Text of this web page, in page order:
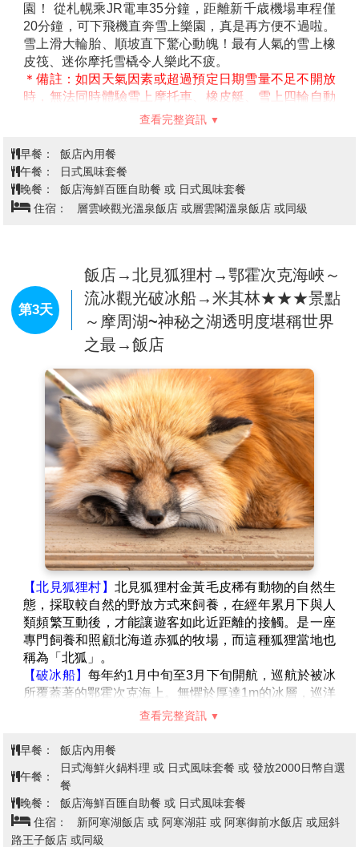
園！ 從札幌乘JR電車35分鐘，距離新千歳機場車程僅
20分鐘，可下飛機直奔雪上樂園，真是再方便不過啦。
雪上滑大輪胎、順坡直下驚心動魄！最有人氣的雪上橡
皮筏、迷你摩托雪橇令人樂此不疲。
＊備註：如因天氣因素或超過預定日期雪量不足不開放
時，無法同時體驗雪上摩托車、橡皮艇、雪上四輪自動
車玩雪活動時，每少一項退300日幣。
現出動物最自然的活動姿態，成為日本最受歡迎的 動物
園。在企鵝館，可以從水中隧道觀察企鵝來回游動的姿
態；在北極熊館，可以從半圓形的玻璃罩中觀 察北極熊
跳水的英姿。花費心思設計的獨特遊樂設施，可以近距
圓柱型玻璃，觀察海豹游動的姿態。
【銀河、流星瀑布】層雲峽谷中最著名，也被比喻為一
對戀人的別名男瀧的『流星瀑布』，彷彿一捆粗線軸般
從80公尺高的斷崖急速滾下，頗具一番豪情；而像幾條
白絲線的『銀河瀑布』，則慢條斯理地從120公尺高的
兩個瀑布，對稱地鑲嵌在谷壁上，觀望比較起來格外有
趣，也是遊客合影留念的好所在。
查看完整資訊
早餐：
飯店內用餐
午餐：
日式風味套餐
晚餐：
飯店海鮮百匯自助餐 或 日式風味套餐
住宿：
層雲峽觀光溫泉飯店 或層雲閣溫泉飯店 或同級
第3天
飯店→北見狐狸村→鄂霍次克海峽～
流冰觀光破冰船→米其林★★★景點
～摩周湖~神秘之湖透明度堪稱世界
之最→飯店
【北見狐狸村】 北見狐狸村金黃毛皮稀有動物的自然生
態，採取較自然的野放方式來飼養，在經年累月下與人
類頻繁互動後，才能讓遊客如此近距離的接觸。是一座
專門飼養和照顧北海道赤狐的牧場，而這種狐狸當地也
稱為「北狐」。
【破冰船】 每年約1月中旬至3月下旬開航，巡航於被冰
所覆蓋著的鄂霍次克海上。無懼於厚達1m的冰層，巡洋
船將層層的冰打碎後前進，氣勢十足。如果站在甲板上
您可以看到在流冰上進行日光浴的海豹，或是遇到振翅
高飛的白尾鷲或大鷲等。建議您不妨帶著望眼鏡前來觀
賞。
（PS.如遇氣候狀況不佳可能停駛或客滿時，則改前往
參觀天都山流冰館所並退費￥2000，敬請見諒！）
【摩周湖】是摩周岳的火山形成的火山口湖。湖面在海
查看完整資訊
早餐： 飯店內用餐
午餐：
日式海鮮火鍋料理 或 日式風味套餐 或 發放2000日幣自選
餐
晚餐：
飯店海鮮百匯自助餐 或 日式風味套餐
住宿：
新阿寒湖飯店 或 阿寒湖莊 或 阿寒御前水飯店 或屈斜
路王子飯店 或同級